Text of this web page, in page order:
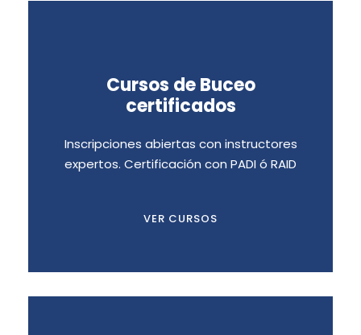
Cursos de Buceo
certificados
Inscripciones abiertas con instructores
expertos. Certificación con PADI ó RAID
VER CURSOS
CURSOS DE BUCEO
CERTIFICADOS
Nuestros cursos de buceo te darán las
habilidades y destrezas requeridas